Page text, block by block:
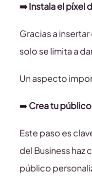
➡️ Instala el píxel
Gracias a insertar
solo se limita a
Un aspecto
➡️Crea tu
Este paso es
del Business haz
público